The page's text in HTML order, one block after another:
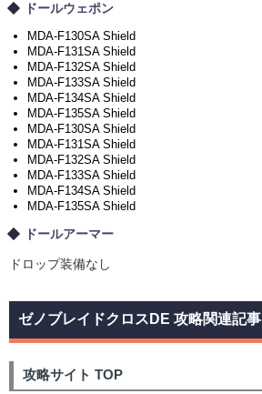
ドールウェポン
MDA-F130SA Shield
MDA-F131SA Shield
MDA-F132SA Shield
MDA-F133SA Shield
MDA-F134SA Shield
MDA-F135SA Shield
MDA-F130SA Shield
MDA-F131SA Shield
MDA-F132SA Shield
MDA-F133SA Shield
MDA-F134SA Shield
MDA-F135SA Shield
ドールアーマー
ドロップ装備なし
ゼノブレイドクロスDE 攻略関連記事
攻略サイト TOP